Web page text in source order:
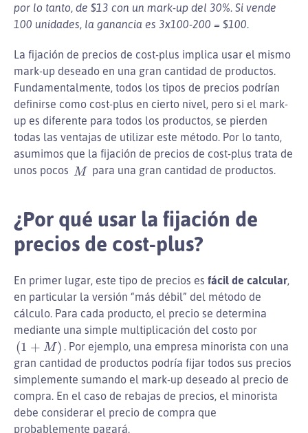
por lo tanto, de $13 con un mark-up del 30%. Si vende
100 unidades, la ganancia es 3x100-200 = $100.
La fijación de precios de cost-plus implica usar el mismo
mark-up deseado en una gran cantidad de productos.
Fundamentalmente, todos los tipos de precios podrían
definirse como cost-plus en cierto nivel, pero si el mark-
up es diferente para todos los productos, se pierden
todas las ventajas de utilizar este método. Por lo tanto,
asumimos que la fijación de precios de cost-plus trata de
unos pocos M para una gran cantidad de productos.
¿Por qué usar la fijación de
precios de cost-plus?
En primer lugar, este tipo de precios es fácil de calcular,
en particular la versión “más débil” del método de
cálculo. Para cada producto, el precio se determina
mediante una simple multiplicación del costo por
( + M)
. Por ejemplo, una empresa minorista con una
gran cantidad de productos podría fijar todos sus precios
simplemente sumando el mark-up deseado al precio de
compra. En el caso de rebajas de precios, el minorista
debe considerar el precio de compra que
probablemente pagará.